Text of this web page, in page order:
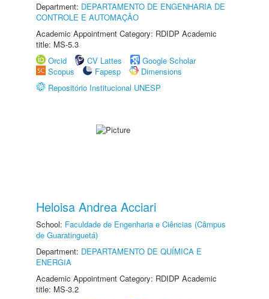
Department: DEPARTAMENTO DE ENGENHARIA DE
CONTROLE E AUTOMAÇÃO
Academic Appointment Category: RDIDP Academic
title: MS-5.3
Orcid
CV Lattes
Google Scholar
Scopus
Fapesp
Dimensions
Repositório Institucional UNESP
Heloisa Andrea Acciari
School: Faculdade de Engenharia e Ciências (Câmpus
de Guaratinguetá)
Department: DEPARTAMENTO DE QUÍMICA E
ENERGIA
Academic Appointment Category: RDIDP Academic
title: MS-3.2